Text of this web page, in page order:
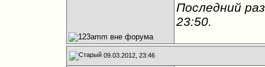
Последний
23:50.
09.03.2012, 23:46